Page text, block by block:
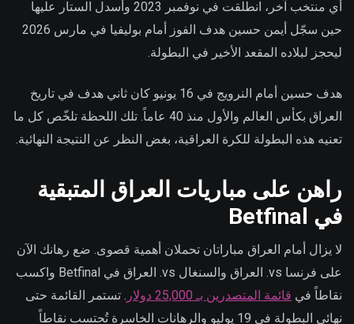
أي منتخب آخر، انطلقت في نوفمبر 2023 وأُسدل الستار عليها
حين سجّل أيمن حسين هدف الفوز أمام بوليفيا في مارس 2026
ليحجز لبلاده المقعد الأخير في البطولة.
هدف حسين أمام النرويج في 16 يونيو كان ثاني هدف في تاريخ
العراق بكأس العالم والأول منذ 40 عاماً. تلك اللحظة تلخّص كل ما
تعنيه هذه البطولة للكرة العراقية، بغض النظر عن النتيجة النهائية.
راهن على مباريات العراق المتبقية
في Betfinal
لا يزال أمام العراق مباراتان تحملان أهمية قصوى. ضع رهانك الآن
على فرنسا vs. العراق والسنغال vs. العراق في Betfinal واكسب
نقاطاً في قائمة المتصدرين بـ 25,000 دولار
. تستمر القائمة حتى
نهائي البطولة في 19 يوليو والرهانات الخاسرة تُحتسب نقاطاً